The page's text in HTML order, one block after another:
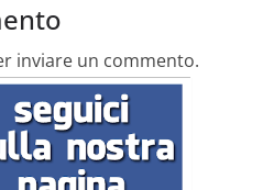
inviare un commento.